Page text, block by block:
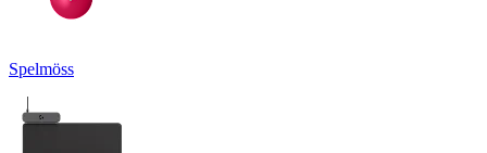
Spelmöss